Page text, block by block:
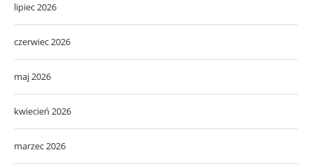
lipiec 2026
czerwiec 2026
maj 2026
kwiecień 2026
marzec 2026